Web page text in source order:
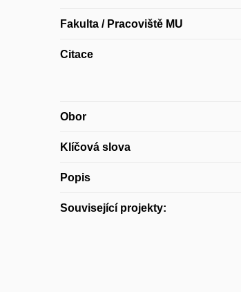
Fakulta / Pracoviště MU
Citace
Obor
Klíčová slova
Popis
Související projekty: